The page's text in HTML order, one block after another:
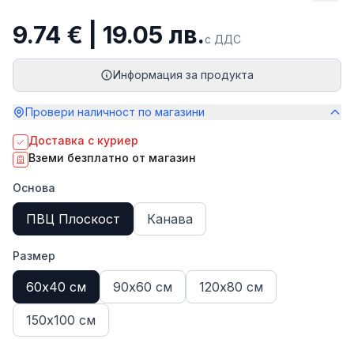
9.74 € | 19.05 лв.с ДДС
Информация за продукта
Провери наличност по магазини
Доставка с куриер
Вземи безплатно от магазин
Основа
ПВЦ Плоскост Канава
Размер
60х40 см 90х60 см 120х80 см
150х100 см